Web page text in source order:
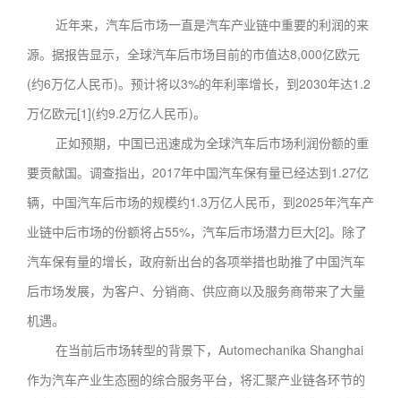
近年来，汽车后市场一直是汽车产业链中重要的利润的来
源。据报告显示，全球汽车后市场目前的市值达8,000亿欧元
(约6万亿人民币)。预计将以3%的年利率增长，到2030年达1.2
万亿欧元[1](约9.2万亿人民币)。
正如预期，中国已迅速成为全球汽车后市场利润份额的重
要贡献国。调查指出，2017年中国汽车保有量已经达到1.27亿
辆，中国汽车后市场的规模约1.3万亿人民币，到2025年汽车产
业链中后市场的份额将占55%，汽车后市场潜力巨大[2]。除了
汽车保有量的增长，政府新出台的各项举措也助推了中国汽车
后市场发展，为客户、分销商、供应商以及服务商带来了大量
机遇。
在当前后市场转型的背景下，Automechanika Shanghai
作为汽车产业生态圈的综合服务平台，将汇聚产业链各环节的